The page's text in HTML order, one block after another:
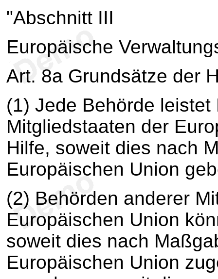
"Abschnitt III
Europäische
Art. 8a Grundsätze der
(1) Jede Behörde
Mitgliedstaaten der
Hilfe, soweit dies nach
Europäischen Union
(2) Behörden anderer
Europäischen Union
soweit dies nach
Europäischen Union